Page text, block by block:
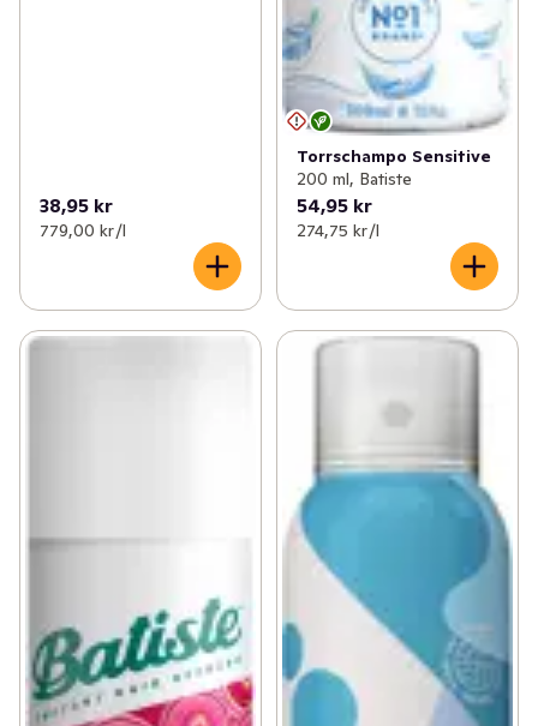
38,95 kr
779,00 kr /l
Torrschampo Sensitive
200 ml, Batiste
54,95 kr
274,75 kr /l